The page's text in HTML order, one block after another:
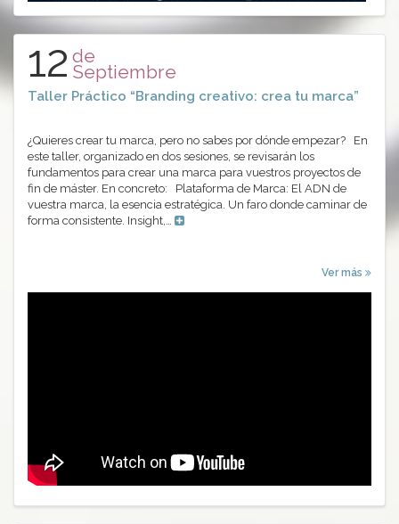
12 de
Septiembre
Taller Práctico “Branding creativo: crea tu marca”
¿Quieres crear tu marca, pero no sabes por dónde empezar? En
este taller, organizado en dos sesiones, se revisarán los
fundamentos para crear una marca para vuestros proyectos de
fin de máster. En concreto: Plataforma de Marca: El ADN de
vuestra marca, la esencia estratégica. Un faro donde caminar de
forma consistente. Insight,…
Ver más